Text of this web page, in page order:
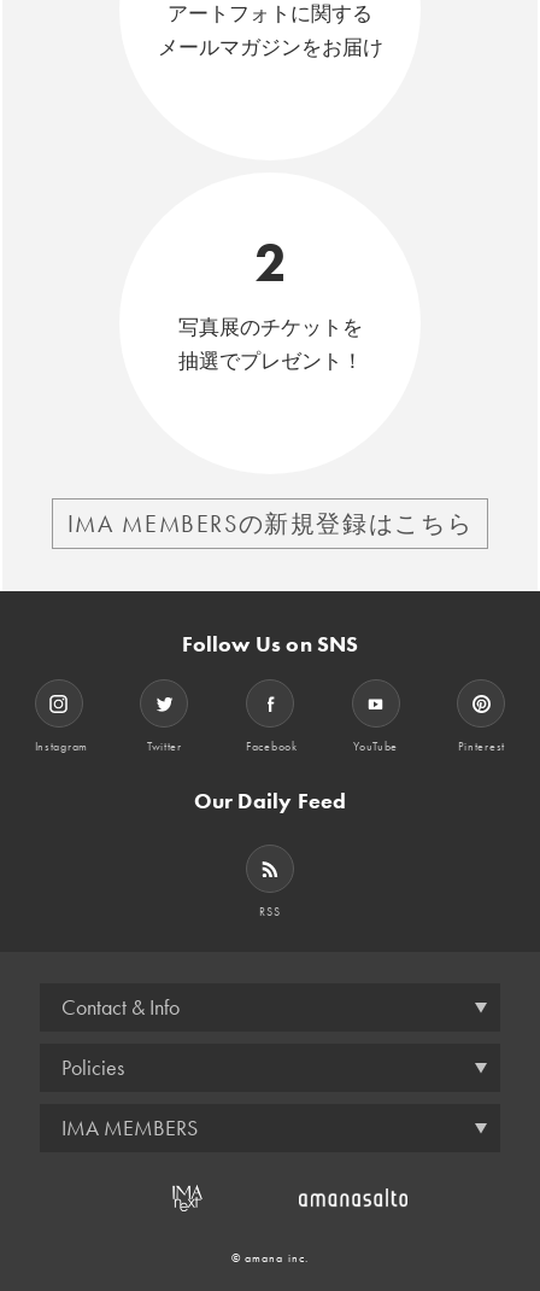
アートフォトに関する
メールマガジンをお届け
2
写真展のチケットを
抽選でプレゼント！
IMA MEMBERSの新規登録はこちら
Follow Us on SNS
Instagram Twitter Facebook YouTube Pinterest
Our Daily Feed
RSS
Contact & Info
Policies
IMA MEMBERS
© amana inc.